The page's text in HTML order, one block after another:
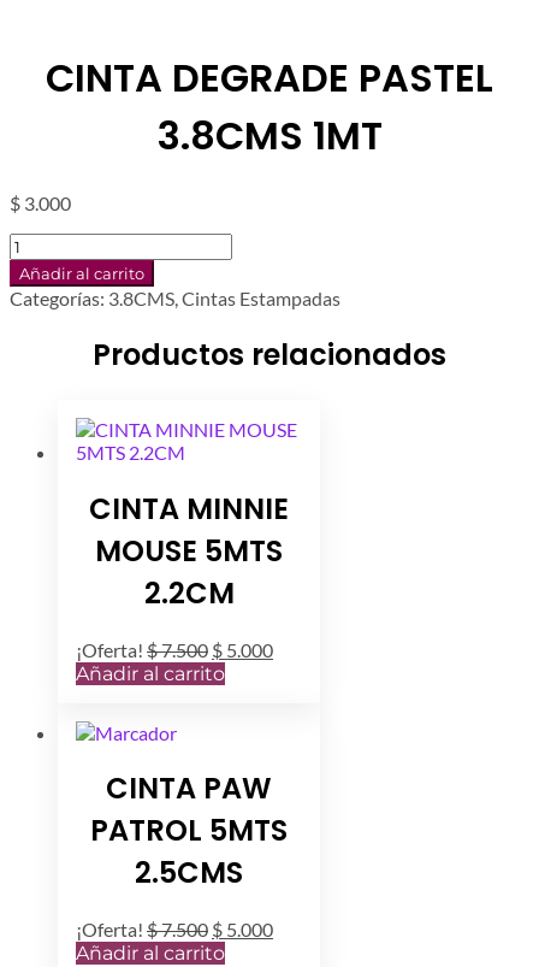
CINTA DEGRADE PASTEL
3.8CMS 1MT
$ 3.000
CINTA
DEGRADE
PASTEL
3.8CMS
Añadir al carrito
Categorías: 3.8CMS,Cintas Estampadas
Productos relacionados
CINTA MINNIE
MOUSE 5MTS
2.2CM
¡Oferta! $7.500 El
precio
$ 5.000El
Añadir al carrito
CINTA PAW
PATROL 5MTS
2.5CMS
¡Oferta! $7.500 El
precio
$ 5.000El
Añadir al carrito